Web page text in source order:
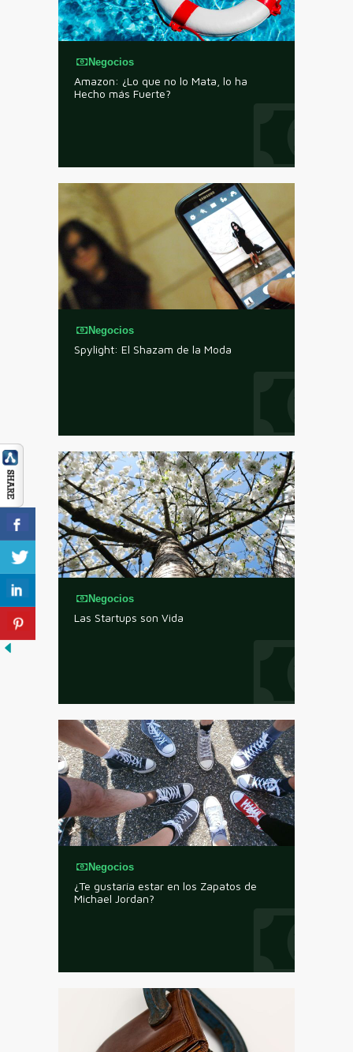
Negocios
Amazon: ¿Lo que no lo Mata, lo ha
Hecho más Fuerte?
Negocios
Spylight: El Shazam de la Moda
Negocios
Las Startups son Vida
Negocios
¿Te gustaría estar en los Zapatos de
Michael Jordan?